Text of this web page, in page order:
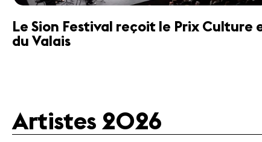
Le Sion Festival reçoit le Prix Culture
du Valais
Artistes 2026